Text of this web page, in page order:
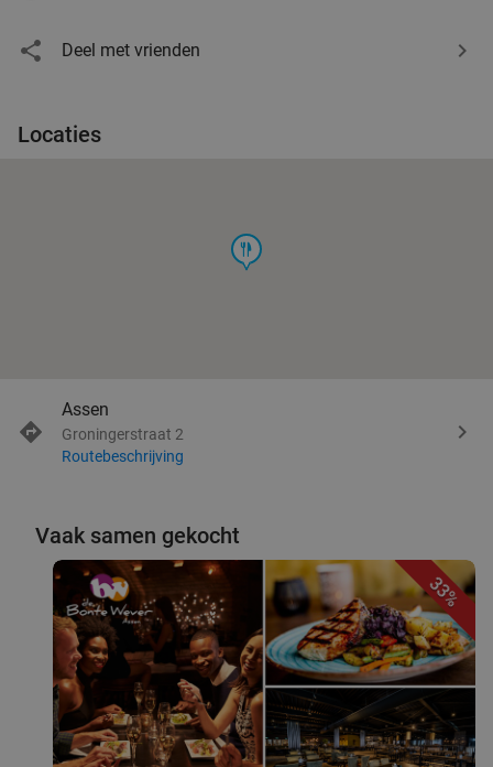
Deel met vrienden
Locaties
food
Assen
Groningerstraat 2
Routebeschrijving
Vaak samen gekocht
33%